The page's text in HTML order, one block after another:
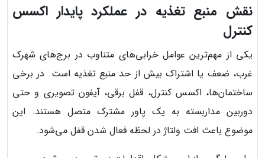
نقش منبع تغذیه در عملکرد پایدار اکسس
کنترل
یکی از مهم‌ترین عوامل خرابی‌های متناوب در برج‌های شهرک
غرب، ضعف یا اشتراک بیش از حد منبع تغذیه است. در برخی
ساختمان‌ها، اکسس کنترل، قفل برقی، آیفون تصویری و حتی
دوربین مداربسته به یک پاور مشترک متصل هستند. این
موضوع باعث افت ولتاژ در لحظه فعال شدن قفل می‌شود.